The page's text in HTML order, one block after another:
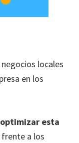
locales
en los
esta
a los